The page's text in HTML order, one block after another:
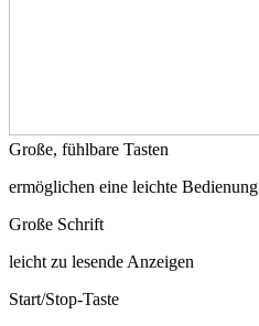
Große, fühlbare Tasten
ermöglichen eine leichte Bedienung
Große Schrift
leicht zu lesende Anzeigen
Start/Stop-Taste